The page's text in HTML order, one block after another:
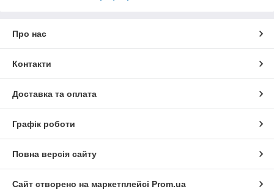
Про нас
Контакти
Доставка та оплата
Графік роботи
Повна версія сайту
Сайт створено на маркетплейсі Prom.ua